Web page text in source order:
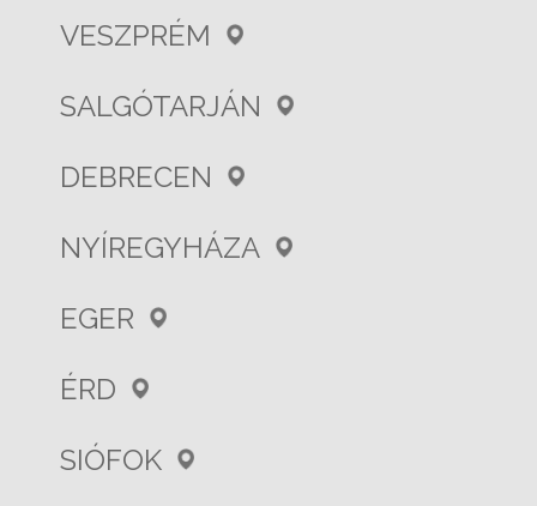
VESZPRÉM
SALGÓTARJÁN
DEBRECEN
NYÍREGYHÁZA
EGER
ÉRD
SIÓFOK